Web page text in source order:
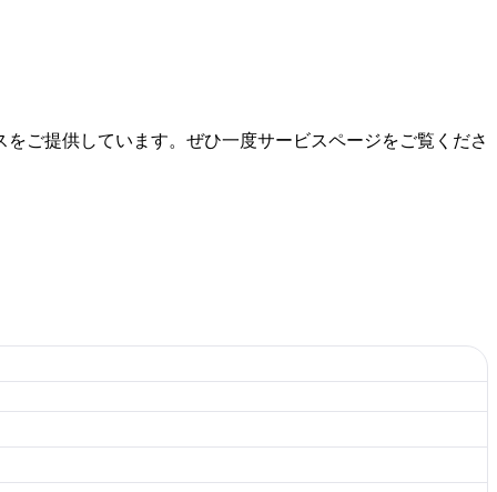
ご提供しています。ぜひ一度サービスページをご覧くださ